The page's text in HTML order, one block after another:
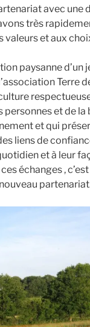
avec une
très
valeurs et aux
paysanne
Terre
personnes et de
et qui
liens de
et à leur
échanges ,